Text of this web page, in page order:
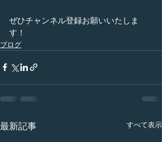
ぜひチャンネル登録お願いいたしま
す！
ブログ
最新記事 すべて表示